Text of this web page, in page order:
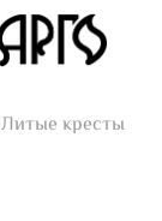
Литые кресты